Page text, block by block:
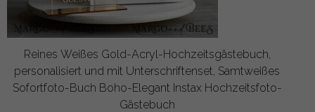
Reines Weißes Gold-Acryl-Hochzeitsgästebuch,
personalisiert und mit Unterschriftenset, Samtweißes
Sofortfoto-Buch Boho-Elegant Instax Hochzeitsfoto-
Gästebuch